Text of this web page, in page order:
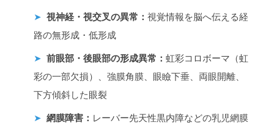
➤ 視神経・視交叉の異常： 視覚情報を脳へ伝える経
路の無形成・低形成
➤ 前眼部・後眼部の形成異常： 虹彩コロボーマ（虹
彩の一部欠損）、強膜角膜、眼瞼下垂、両眼開離、
下方傾斜した眼裂
➤ 網膜障害： レーバー先天性黒内障などの乳児網膜